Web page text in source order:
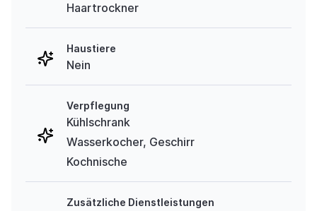
Haartrockner
Haustiere
Nein
Verpflegung
Kühlschrank
Wasserkocher, Geschirr
Kochnische
Zusätzliche Dienstleistungen